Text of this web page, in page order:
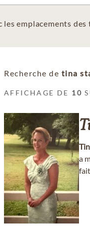
emplacements des
Recherche de tina
AFFICHAGE DE 10
a